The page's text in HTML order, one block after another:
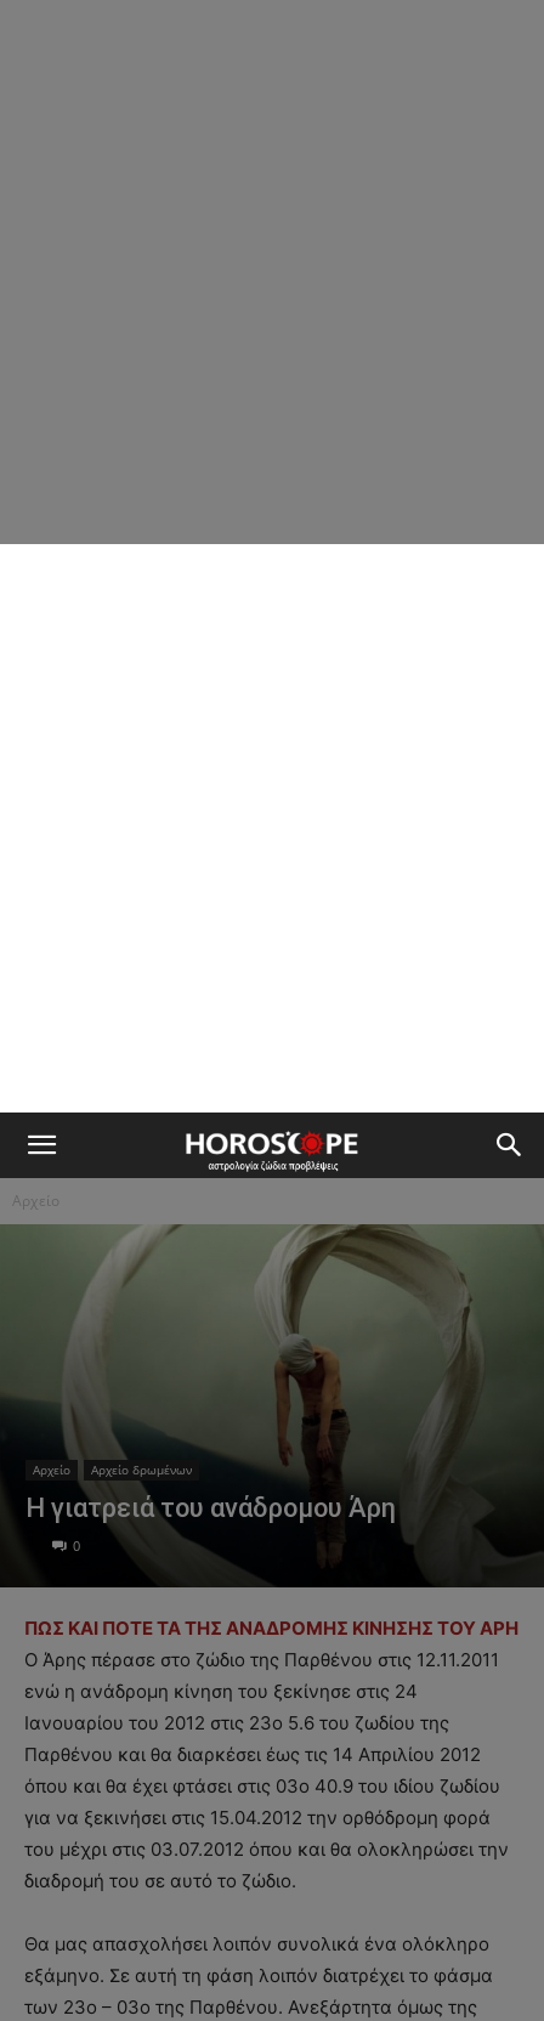
Αρχείο
Αρχείο Αρχείο δρωμένων
Η γιατρειά του ανάδρομου Άρη
0
ΠΩΣ ΚΑΙ ΠΟΤΕ ΤΑ ΤΗΣ ΑΝΑΔΡΟΜΗΣ ΚΙΝΗΣΗΣ ΤΟΥ ΑΡΗ
Ο Άρης πέρασε στο ζώδιο της Παρθένου στις 12.11.2011
ενώ η ανάδρομη κίνηση του ξεκίνησε στις 24
Ιανουαρίου του 2012 στις 23ο 5.6 του ζωδίου της
Παρθένου και θα διαρκέσει έως τις 14 Απριλίου 2012
όπου και θα έχει φτάσει στις 03ο 40.9 του ιδίου ζωδίου
για να ξεκινήσει στις 15.04.2012 την ορθόδρομη φορά
του μέχρι στις 03.07.2012 όπου και θα ολοκληρώσει την
διαδρομή του σε αυτό το ζώδιο.
Θα μας απασχολήσει λοιπόν συνολικά ένα ολόκληρο
εξάμηνο. Σε αυτή τη φάση λοιπόν διατρέχει το φάσμα
των 23ο – 03ο της Παρθένου. Ανεξάρτητα όμως της